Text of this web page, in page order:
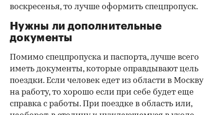
воскресенья, то лучше оформить спецпропуск.
Нужны ли дополнительные
документы
Помимо спецпропуска и паспорта, лучше всего
иметь документы, которые оправдывают цель
поездки. Если человек едет из области в Москву
на работу, то хорошо если при себе будет еще
справка с работы. При поездке в область или,